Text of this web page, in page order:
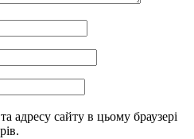
адресу сайту в цьому браузері